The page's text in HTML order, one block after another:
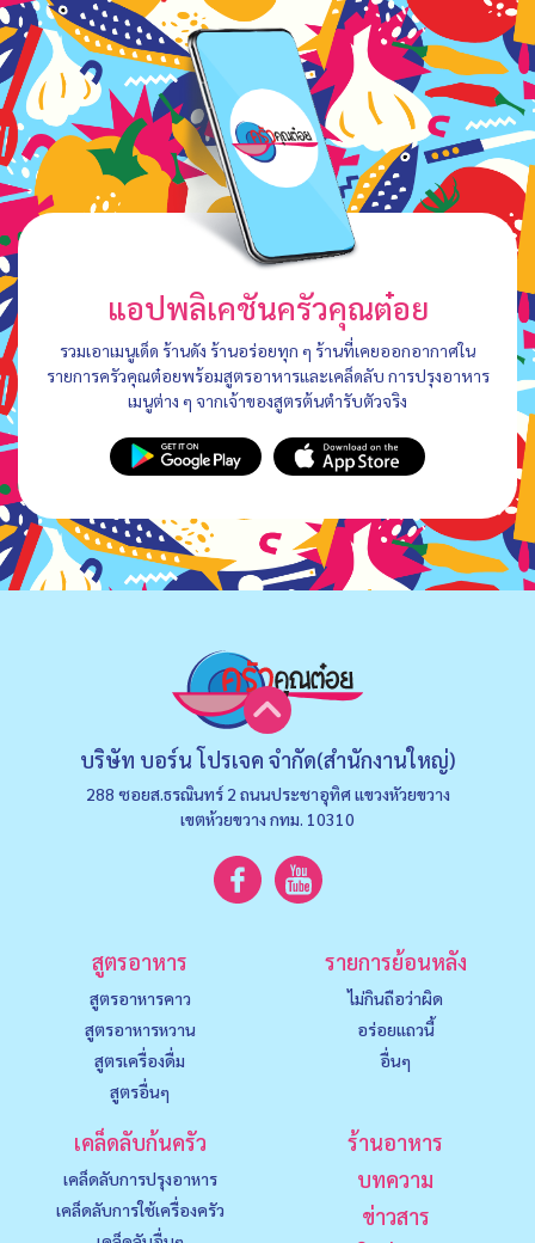
แอปพลิเคชันครัวคุณต๋อย
รวมเอาเมนูเด็ด ร้านดัง ร้านอร่อยทุก ๆ ร้านที่เคยออกอากาศใน
รายการครัวคุณต๋อยพร้อมสูตรอาหารและเคล็ดลับ การปรุงอาหาร
เมนูต่าง ๆ จากเจ้าของสูตรต้นตำรับตัวจริง
บริษัท บอร์น โปรเจค จำกัด(สำนักงานใหญ่)
288 ซอยส.ธรณินทร์ 2 ถนนประชาอุทิศ แขวงหัวยขวาง
เขตห้วยขวาง กทม. 10310
สูตรอาหาร
สูตรอาหารคาว
สูตรอาหารหวาน
สูตรเครื่องดื่ม
สูตรอื่นๆ
รายการย้อนหลัง
ไม่กินถือว่าผิด
อร่อยแถวนี้
อื่นๆ
เคล็ดลับก้นครัว
เคล็ดลับการปรุงอาหาร
เคล็ดลับการใช้เครื่องครัว
ร้านอาหาร
บทความ
ข่าวสาร